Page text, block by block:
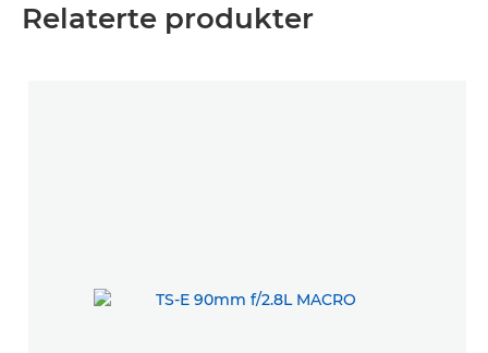
Relaterte produkter